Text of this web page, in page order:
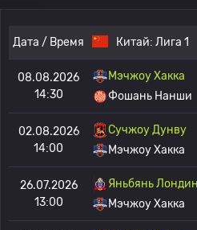
Дата / Время Китай: Лига 1
08.08.2026
14:30
Мэчжоу Хакка
Фошань Нанши
02.08.2026
14:00
Сучжоу Дунву
Мэчжоу Хакка
26.07.2026
13:00
Яньбянь Лондин
Мэчжоу Хакка